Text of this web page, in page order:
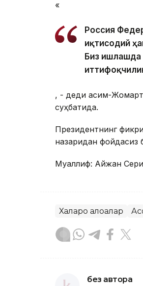
«
Россия
иқтисодий
Биз ишлашда
, - деди Қасим-
суҳбатида.
Президентнинг
назаридан фойдасиз
Муаллиф: Айжан
Халқаро алоқалар
без автора